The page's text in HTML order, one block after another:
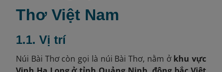
Thơ Việt Nam
1.1. Vị trí
Núi Bài Thơ còn gọi là núi Bài Thơ, nằm ở khu vực